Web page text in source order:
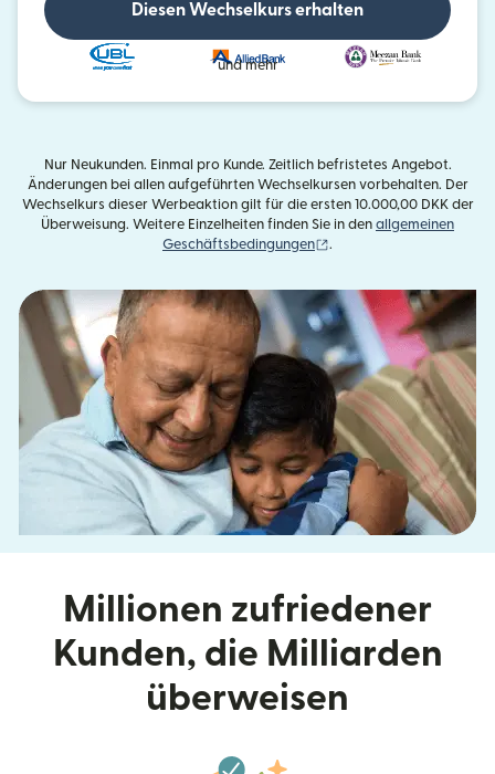
Diesen Wechselkurs erhalten
und mehr
Nur Neukunden. Einmal pro Kunde. Zeitlich befristetes Angebot.
Änderungen bei allen aufgeführten Wechselkursen vorbehalten. Der
Wechselkurs dieser Werbeaktion gilt für die ersten 10.000,00 DKK der
Überweisung. Weitere Einzelheiten finden Sie in den allgemeinen
Geschäftsbedingungen
.
Millionen zufriedener
Kunden, die Milliarden
überweisen